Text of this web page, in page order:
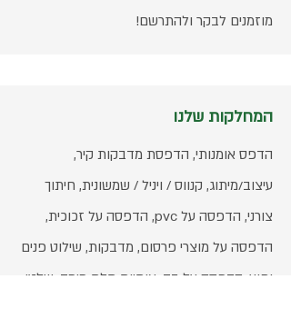
מוזמנים לבקר ולהתרשם!
המחלקות שלנו
הדפס אומנותי, הדפסת מדבקות קיר,
עיצוב/מיתוג, קנווס / ויניל / שמשונית, חיתוך
צורני, הדפסה על pvc, הדפסה על זכוכית,
הדפסה על מוצרי פרסום, מדבקות, שילוט פנים
וחוץ, הדפסה על בד, אותיות תלת מימד, שלטי